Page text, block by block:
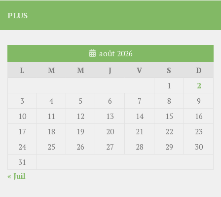
PLUS
août 2026
L
M M J V S
D
1
2
3
4 5 6 7 8
9
10
11 12 13 14 15
16
17
18 19 20 21 22
23
24
25 26 27 28 29
30
31
« Juil